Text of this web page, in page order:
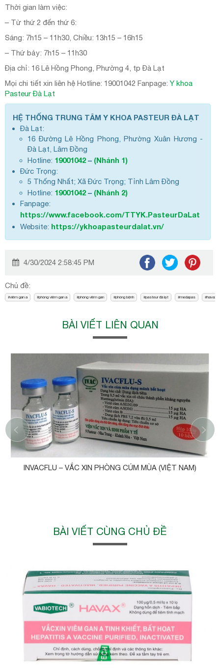
Thời gian làm việc:
– Từ thứ 2 đến thứ 6:
Sáng: 7h15 – 11h30, Chiều: 13h15 – 16h15
– Thứ bảy: 7h15 – 11h30
Địa chỉ: 16 Lê Hồng Phong, Phường 4, tp Đà Lạt
Mọi chi tiết xin liên hệ Hotline: 19001042 Fanpage:Y khoa
Pasteur Đà Lạt
HỆ THỐNG TRUNG TÂM Y KHOA PASTEUR ĐÀ LẠT
Đà Lạt:
16 Đường Lê Hồng Phong, Phường Xuân Hương -
Đà Lạt, Lâm Đồng
Hotline: 19001042 – (Nhánh 1)
Đức Trọng:
5 Thống Nhất; Xã Đức Trọng; Tỉnh Lâm Đồng
Hotline: 19001042 – (Nhánh 2)
Fanpage:
https://www.facebook.com/TTYK.PasteurDaLat
Website: https://ykhoapasteurdalat.vn/
4/30/2024 2:58:45 PM
Chủ đề:
viêm gan a phòng viêm gan a phòng viêm gan phòng bệnh pasteur đà lạt medapas havax
BÀI VIẾT LIÊN QUAN
‹
INVACFLU – VẮC XIN PHÒNG CÚM MÙA (VIỆT NAM)
BÀI VIẾT CÙNG CHỦ ĐỀ